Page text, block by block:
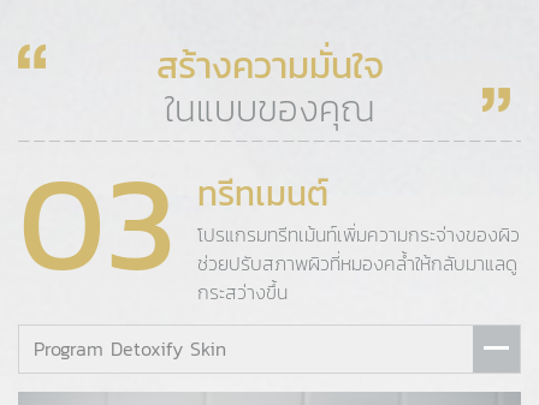
สร้างความมั่นใจ
ในแบบของคุณ
03 ทรีทเมนต์
โปรแกรมทรีทเม้นท์เพิ่มความกระจ่างของผิว
ช่วยปรับสภาพผิวที่หมองคล้ำให้กลับมาแลดู
กระสว่างขึ้น
Program Detoxify Skin